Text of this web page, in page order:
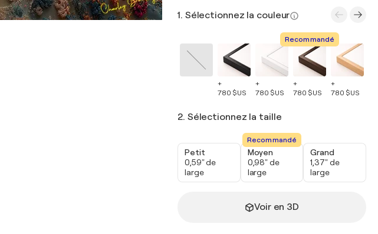
1. Sélectionnez la couleur
+
780 $US
+
780 $US
Recommandé
+
780 $US
+
780 $US
2. Sélectionnez la taille
Petit
0,59" de
large
Recommandé
Moyen
0,98" de
large
Grand
1,37" de
large
Voir en 3D